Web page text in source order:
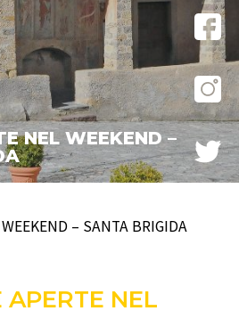
NEL WEEKEND –
– SANTA BRIGIDA
APERTE NEL